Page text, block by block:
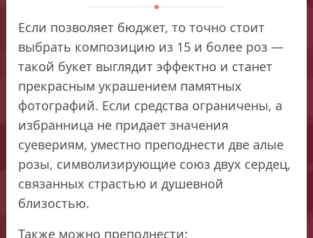
Если позволяет бюджет, то точно стоит
выбрать композицию из 15 и более роз —
такой букет выглядит эффектно и станет
прекрасным украшением памятных
фотографий. Если средства ограничены, а
избранница не придает значения
суевериям, уместно преподнести две алые
розы, символизирующие союз двух сердец,
связанных страстью и душевной
близостью.
Также можно преподнести: